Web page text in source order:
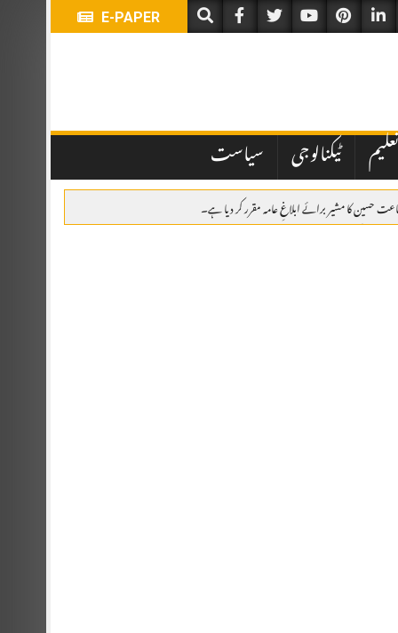
E-PAPER
تعلیم ٹیکنالوجی سیاست
حسین کا مشیر برائے ابلاغِ عامہ مقرر کر دیا ہے۔
کی چادریں، قرآن خوانی اور خصوصی تقریب
میں مقررین کا عزم